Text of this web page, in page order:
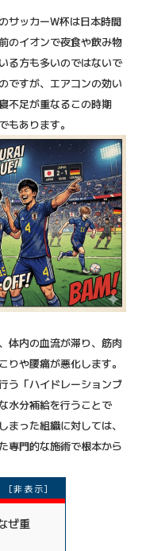
サッカーW杯は日本時間
のイオンで夜食や飲み物
る方も多いのではないで
ですが、エアコンの効い
不足が重なるこの時期
もあります。
体内の血流が滞り、筋肉
や腰痛が悪化します。
う「ハイドレーションブ
水分補給を行うことで
った組織に対しては、
専門的な施術で根本から
[非表示]
ぜ重